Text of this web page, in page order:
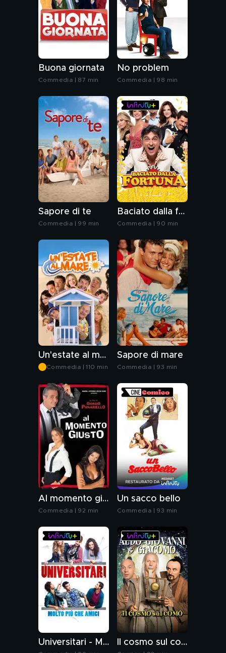
Buona giornata
Commedia | 87 min
No problem
Commedia | 98 min
Sapore di te
Commedia | 99 min
Baciato dalla fortuna
Commedia | 90 min
Un'estate al mare
Commedia | 110 min
Sapore di mare
Commedia | 93 min
Al momento giusto
Commedia | 92 min
Un sacco bello
Commedia | 93 min
Universitari - Molto più che amici Il cosmo sul comò